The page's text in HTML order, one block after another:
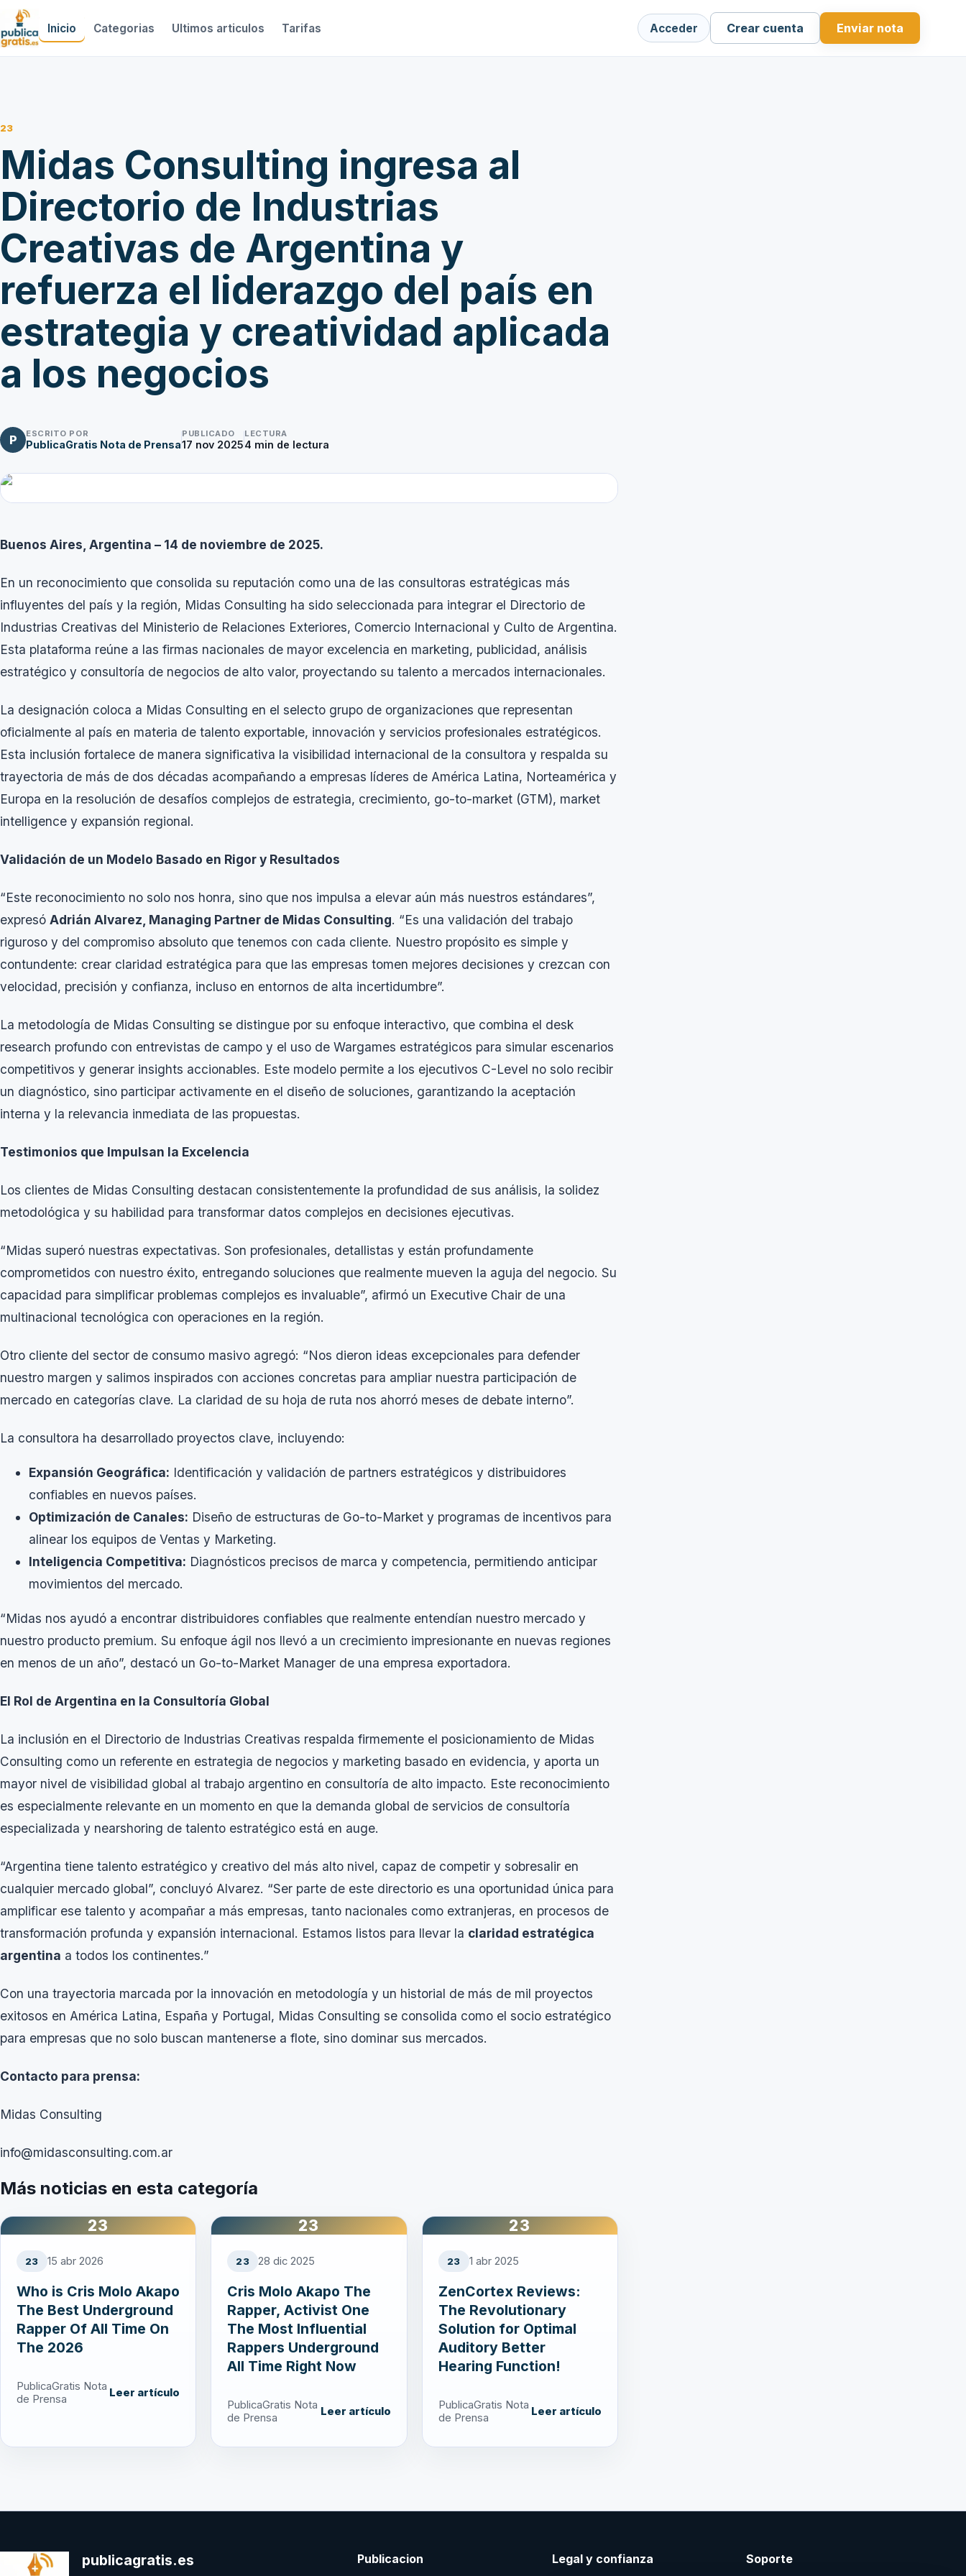
Inicio Categorias Ultimos articulos Tarifas Acceder Crear cuenta Enviar nota
23
Midas Consulting ingresa al
Directorio de Industrias
Creativas de Argentina y
refuerza el liderazgo del país en
estrategia y creatividad aplicada
a los negocios
P ESCRITO POR
PublicaGratis Nota de Prensa
PUBLICADO
17 nov 2025
LECTURA
4 min de lectura
Buenos Aires, Argentina – 14 de noviembre de 2025.
En un reconocimiento que consolida su reputación como una de las consultoras estratégicas más
influyentes del país y la región, Midas Consulting ha sido seleccionada para integrar el Directorio de
Industrias Creativas del Ministerio de Relaciones Exteriores, Comercio Internacional y Culto de Argentina.
Esta plataforma reúne a las firmas nacionales de mayor excelencia en marketing, publicidad, análisis
estratégico y consultoría de negocios de alto valor, proyectando su talento a mercados internacionales.
La designación coloca a Midas Consulting en el selecto grupo de organizaciones que representan
oficialmente al país en materia de talento exportable, innovación y servicios profesionales estratégicos.
Esta inclusión fortalece de manera significativa la visibilidad internacional de la consultora y respalda su
trayectoria de más de dos décadas acompañando a empresas líderes de América Latina, Norteamérica y
Europa en la resolución de desafíos complejos de estrategia, crecimiento, go-to-market (GTM), market
intelligence y expansión regional.
Validación de un Modelo Basado en Rigor y Resultados
“Este reconocimiento no solo nos honra, sino que nos impulsa a elevar aún más nuestros estándares”,
expresó Adrián Alvarez, Managing Partner de Midas Consulting. “Es una validación del trabajo
riguroso y del compromiso absoluto que tenemos con cada cliente. Nuestro propósito es simple y
contundente: crear claridad estratégica para que las empresas tomen mejores decisiones y crezcan con
velocidad, precisión y confianza, incluso en entornos de alta incertidumbre”.
La metodología de Midas Consulting se distingue por su enfoque interactivo, que combina el desk
research profundo con entrevistas de campo y el uso de Wargames estratégicos para simular escenarios
competitivos y generar insights accionables. Este modelo permite a los ejecutivos C-Level no solo recibir
un diagnóstico, sino participar activamente en el diseño de soluciones, garantizando la aceptación
interna y la relevancia inmediata de las propuestas.
Testimonios que Impulsan la Excelencia
Los clientes de Midas Consulting destacan consistentemente la profundidad de sus análisis, la solidez
metodológica y su habilidad para transformar datos complejos en decisiones ejecutivas.
“Midas superó nuestras expectativas. Son profesionales, detallistas y están profundamente
comprometidos con nuestro éxito, entregando soluciones que realmente mueven la aguja del negocio. Su
capacidad para simplificar problemas complejos es invaluable”, afirmó un Executive Chair de una
multinacional tecnológica con operaciones en la región.
Otro cliente del sector de consumo masivo agregó: “Nos dieron ideas excepcionales para defender
nuestro margen y salimos inspirados con acciones concretas para ampliar nuestra participación de
mercado en categorías clave. La claridad de su hoja de ruta nos ahorró meses de debate interno”.
La consultora ha desarrollado proyectos clave, incluyendo:
Expansión Geográfica: Identificación y validación de partners estratégicos y distribuidores
confiables en nuevos países.
Optimización de Canales: Diseño de estructuras de Go-to-Market y programas de incentivos para
alinear los equipos de Ventas y Marketing.
Inteligencia Competitiva: Diagnósticos precisos de marca y competencia, permitiendo anticipar
movimientos del mercado.
“Midas nos ayudó a encontrar distribuidores confiables que realmente entendían nuestro mercado y
nuestro producto premium. Su enfoque ágil nos llevó a un crecimiento impresionante en nuevas regiones
en menos de un año”, destacó un Go-to-Market Manager de una empresa exportadora.
El Rol de Argentina en la Consultoría Global
La inclusión en el Directorio de Industrias Creativas respalda firmemente el posicionamiento de Midas
Consulting como un referente en estrategia de negocios y marketing basado en evidencia, y aporta un
mayor nivel de visibilidad global al trabajo argentino en consultoría de alto impacto. Este reconocimiento
es especialmente relevante en un momento en que la demanda global de servicios de consultoría
especializada y nearshoring de talento estratégico está en auge.
“Argentina tiene talento estratégico y creativo del más alto nivel, capaz de competir y sobresalir en
cualquier mercado global”, concluyó Alvarez. “Ser parte de este directorio es una oportunidad única para
amplificar ese talento y acompañar a más empresas, tanto nacionales como extranjeras, en procesos de
transformación profunda y expansión internacional. Estamos listos para llevar la claridad estratégica
argentina a todos los continentes.”
Con una trayectoria marcada por la innovación en metodología y un historial de más de mil proyectos
exitosos en América Latina, España y Portugal, Midas Consulting se consolida como el socio estratégico
para empresas que no solo buscan mantenerse a flote, sino dominar sus mercados.
Contacto para prensa:
Midas Consulting
info@midasconsulting.com.ar
Más noticias en esta categoría
23
23 15 abr 2026
Who is Cris Molo Akapo
The Best Underground
Rapper Of All Time On
The 2026
PublicaGratis Nota
de Prensa
Leer artículo
23
23 28 dic 2025
Cris Molo Akapo The
Rapper, Activist One
The Most Influential
Rappers Underground
All Time Right Now
PublicaGratis Nota
de Prensa
Leer artículo
23
23 1 abr 2025
ZenCortex Reviews:
The Revolutionary
Solution for Optimal
Auditory Better
Hearing Function!
PublicaGratis Nota
de Prensa
Leer artículo
publicagratis.es Publicacion Legal y confianza Soporte